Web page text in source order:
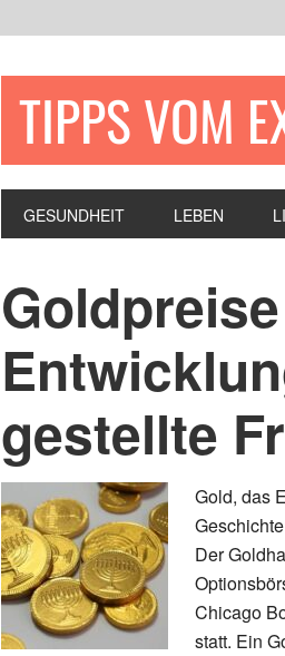
TIPPS VOM
GESUNDHEIT LEBEN
gestellte
Gold, das
Der
Chicago
statt. Ein